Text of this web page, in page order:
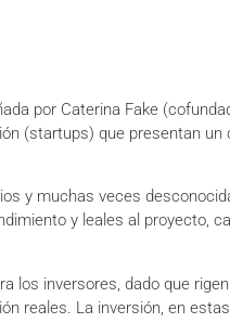
por Caterina Fake
(startups) que presentan un
y muchas veces
y leales al proyecto,
los inversores, dado que
reales. La inversión, en